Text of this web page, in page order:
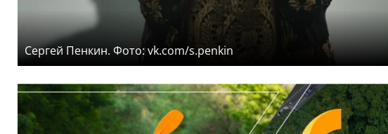
Сергей Пенкин. Фото: vk.com/s.penkin